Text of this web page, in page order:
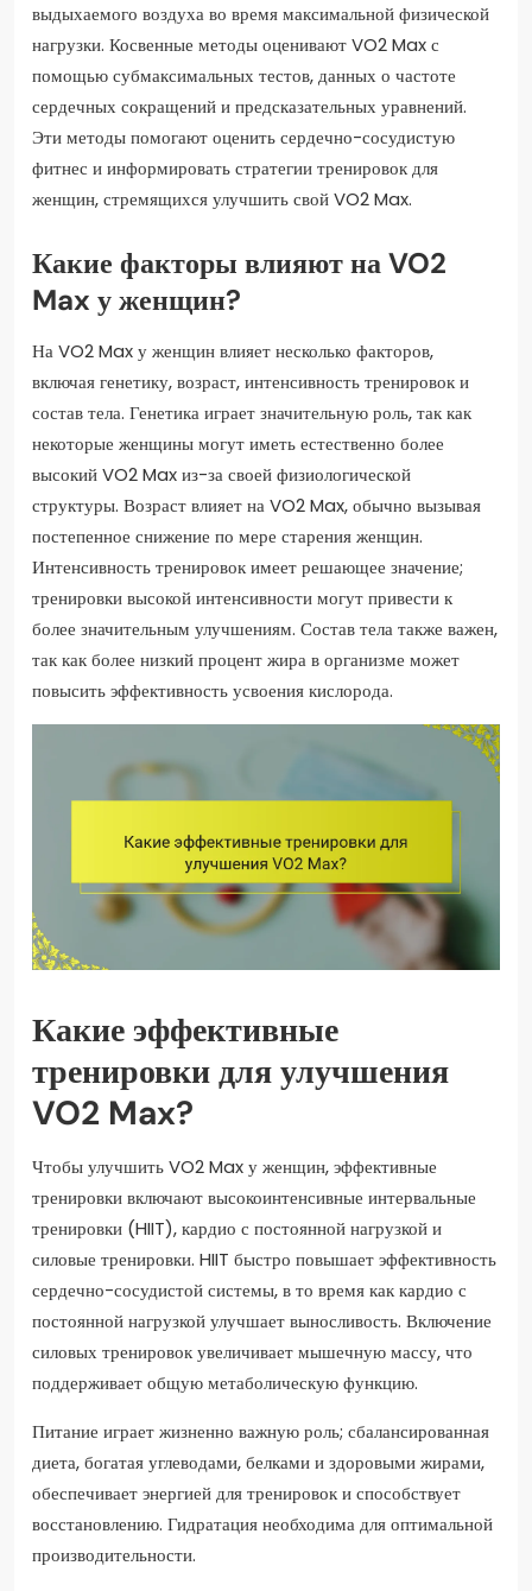
выдыхаемого воздуха во время максимальной физической
нагрузки. Косвенные методы оценивают VO2 Max с
помощью субмаксимальных тестов, данных о частоте
сердечных сокращений и предсказательных уравнений.
Эти методы помогают оценить сердечно-сосудистую
фитнес и информировать стратегии тренировок для
женщин, стремящихся улучшить свой VO2 Max.
Какие факторы влияют на VO2
Max у женщин?
На VO2 Max у женщин влияет несколько факторов,
включая генетику, возраст, интенсивность тренировок и
состав тела. Генетика играет значительную роль, так как
некоторые женщины могут иметь естественно более
высокий VO2 Max из-за своей физиологической
структуры. Возраст влияет на VO2 Max, обычно вызывая
постепенное снижение по мере старения женщин.
Интенсивность тренировок имеет решающее значение;
тренировки высокой интенсивности могут привести к
более значительным улучшениям. Состав тела также важен,
так как более низкий процент жира в организме может
повысить эффективность усвоения кислорода.
Какие эффективные
тренировки для улучшения
VO2 Max?
Чтобы улучшить VO2 Max у женщин, эффективные
тренировки включают высокоинтенсивные интервальные
тренировки (HIIT), кардио с постоянной нагрузкой и
силовые тренировки. HIIT быстро повышает эффективность
сердечно-сосудистой системы, в то время как кардио с
постоянной нагрузкой улучшает выносливость. Включение
силовых тренировок увеличивает мышечную массу, что
поддерживает общую метаболическую функцию.
Питание играет жизненно важную роль; сбалансированная
диета, богатая углеводами, белками и здоровыми жирами,
обеспечивает энергией для тренировок и способствует
восстановлению. Гидратация необходима для оптимальной
производительности.